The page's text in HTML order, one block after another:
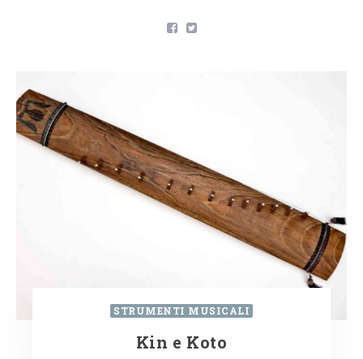
STRUMENTI MUSICALI
Kin e Koto